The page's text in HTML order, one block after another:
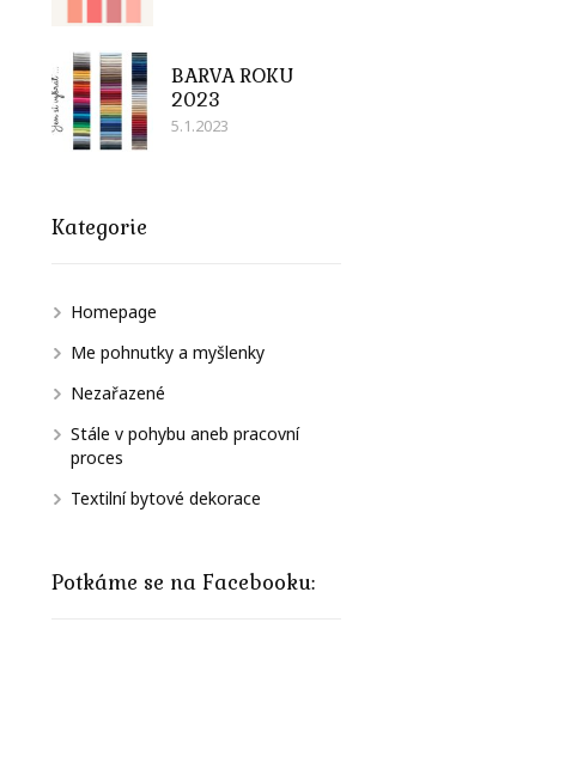
BARVA ROKU
2023
5.1.2023
Kategorie
Homepage
Me pohnutky a myšlenky
Nezařazené
Stále v pohybu aneb pracovní
proces
Textilní bytové dekorace
Potkáme se na Facebooku: